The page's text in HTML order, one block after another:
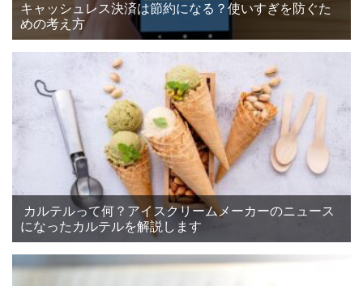
キャッシュレス決済は節約になる？使いすぎを防ぐた
めの考え方
カルテルって何？アイスクリームメーカーのニュース
になったカルテルを解説します